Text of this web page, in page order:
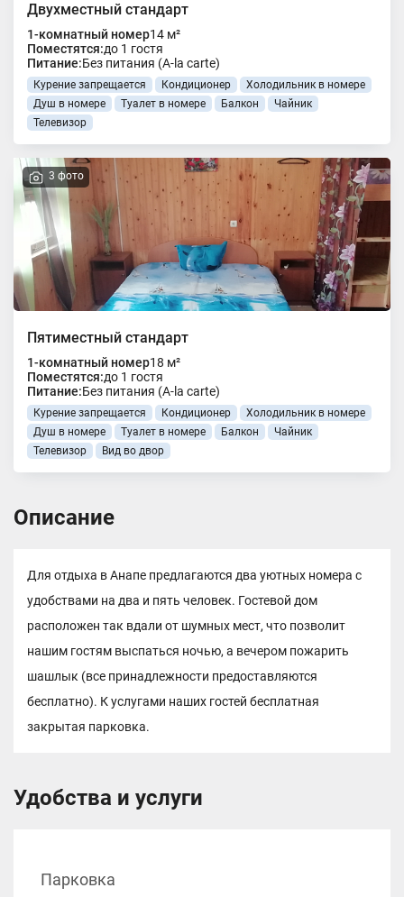
Двухместный стандарт
1-комнатный номер14 м²
Поместятся:до 1 гостя
Питание:Без питания (A-la carte)
Курение запрещается Кондиционер
Холодильник в номере
Душ в номере
Туалет в номере Балкон
Чайник
Телевизор
3 фото
Пятиместный стандарт
1-комнатный номер18 м²
Поместятся:до 1 гостя
Питание:Без питания (A-la carte)
Курение запрещается Кондиционер
Холодильник в номере
Душ в номере
Туалет в номере Балкон
Чайник
Телевизор
Вид во двор
Описание
Для отдыха в Анапе предлагаются два уютных номера с
удобствами на два и пять человек. Гостевой дом
расположен так вдали от шумных мест, что позволит
нашим гостям выспаться ночью, а вечером пожарить
шашлык (все принадлежности предоставляются
бесплатно). К услугами наших гостей бесплатная
закрытая парковка.
Удобства и услуги
Парковка